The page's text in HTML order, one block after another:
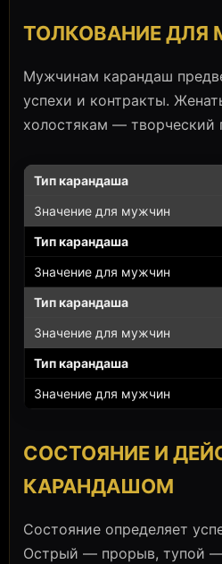
ТОЛКОВАНИЕ ДЛЯ
Мужчинам карандаш
успехи и контракты.
холостякам — творческий
СОСТОЯНИЕ И
КАРАНДАШОМ
Состояние определяет
Острый — прорыв, тупой —